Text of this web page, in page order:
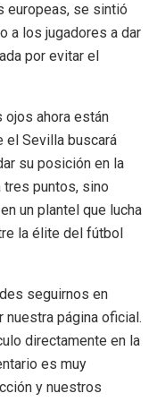
europeas, se sintió
a los jugadores a dar
por evitar el
ojos ahora están
el Sevilla buscará
su posición en la
puntos, sino
un plantel que lucha
la élite del fútbol
seguirnos en
nuestra página oficial.
directamente en la
es muy
y nuestros